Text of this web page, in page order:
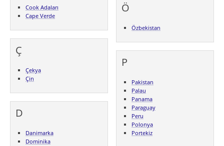
Cook Adaları
Cape Verde
Ç
Çekya
Çin
D
Danimarka
Dominika
Ö
Özbekistan
P
Pakistan
Palau
Panama
Paraguay
Peru
Polonya
Portekiz